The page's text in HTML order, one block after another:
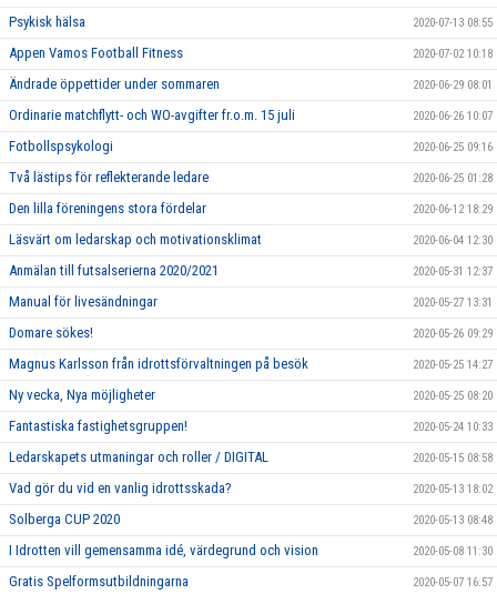
Psykisk hälsa 2020-07-13 08:55
Appen Vamos Football Fitness 2020-07-02 10:18
Ändrade öppettider under sommaren 2020-06-29 08:01
Ordinarie matchflytt- och WO-avgifter fr.o.m. 15 juli 2020-06-26 10:07
Fotbollspsykologi 2020-06-25 09:16
Två lästips för reflekterande ledare 2020-06-25 01:28
Den lilla föreningens stora fördelar 2020-06-12 18:29
Läsvärt om ledarskap och motivationsklimat 2020-06-04 12:30
Anmälan till futsalserierna 2020/2021 2020-05-31 12:37
Manual för livesändningar 2020-05-27 13:31
Domare sökes! 2020-05-26 09:29
Magnus Karlsson från idrottsförvaltningen på besök 2020-05-25 14:27
Ny vecka, Nya möjligheter 2020-05-25 08:20
Fantastiska fastighetsgruppen! 2020-05-24 10:33
Ledarskapets utmaningar och roller / DIGITAL 2020-05-15 08:58
Vad gör du vid en vanlig idrottsskada? 2020-05-13 18:02
Solberga CUP 2020 2020-05-13 08:48
I Idrotten vill gemensamma idé, värdegrund och vision 2020-05-08 11:30
Gratis Spelformsutbildningarna 2020-05-07 16:57